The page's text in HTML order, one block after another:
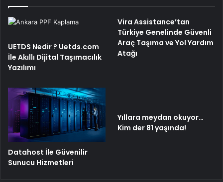
UETDS Nedir ? Uetds.com
İle Akıllı Dijital Taşımacılık
Yazılımı
Vira Assistance’tan
Türkiye Genelinde Güvenli
Araç Taşıma ve Yol Yardım
Atağı
Datahost İle Güvenilir
Sunucu Hizmetleri
Yıllara meydan okuyor…
Kim der 81 yaşında!